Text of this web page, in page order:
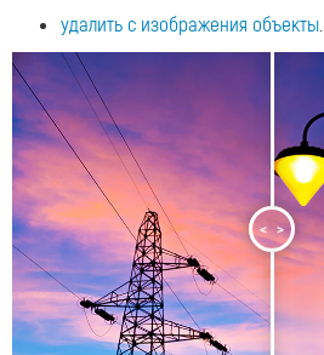
удалить с изображения объекты.
< >